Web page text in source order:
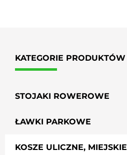
KATEGORIE PRODUKTÓW
STOJAKI ROWEROWE
ŁAWKI PARKOWE
KOSZE ULICZNE, MIEJSKIE